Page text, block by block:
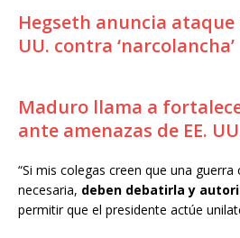
Hegseth anuncia ataque
UU. contra ‘narcolancha’
Maduro llama a
ante amenazas de EE.
“Si mis colegas creen que una guerra
necesaria, deben debatirla y
permitir que el presidente actúe